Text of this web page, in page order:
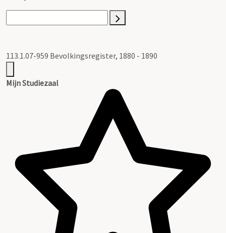
113.1.07-959 Bevolkingsregister, 1880 - 1890
Mijn Studiezaal